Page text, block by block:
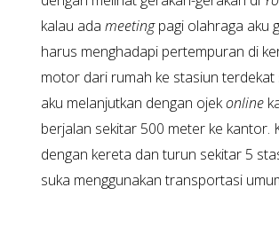
kalau adameetingpagi olahraga aku
harus menghadapi pertempuran di
motor dari rumah ke stasiun terdekat
aku melanjutkan dengan ojekonline
berjalan sekitar 500 meter ke kantor.
dengan kereta dan turun sekitar 5
suka menggunakan transportasi